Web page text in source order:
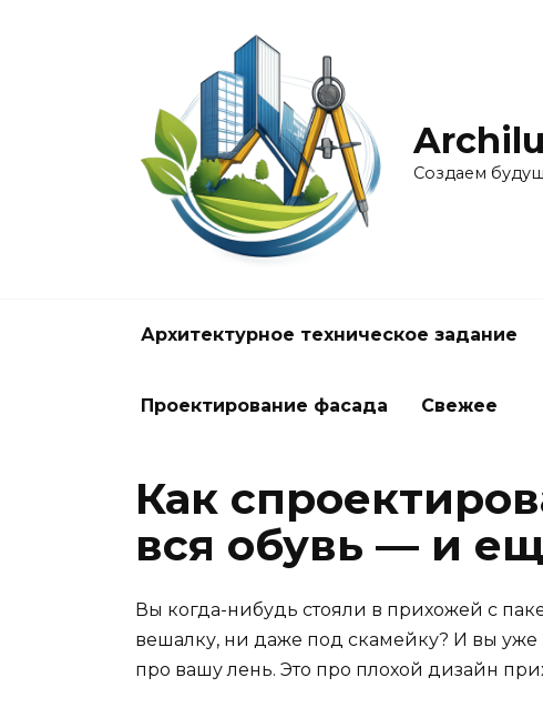
Создаем
Архитектурное техническое задание
Проектирование фасада Свежее
Как
вся обувь — и
Вы когда-нибудь стояли в прихожей с
вешалку, ни даже под скамейку? И вы уже
про вашу лень. Это про плохой дизайн